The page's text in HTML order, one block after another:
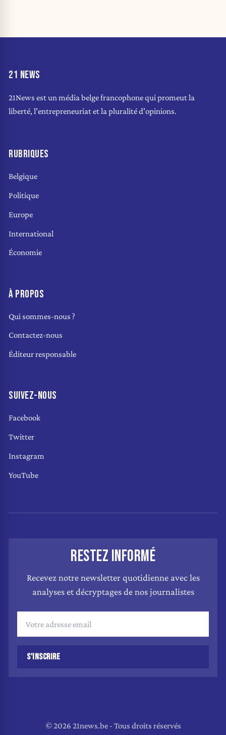
21 NEWS
21News est un média belge francophone qui promeut la
liberté, l'entrepreneuriat et la pluralité d'opinions.
RUBRIQUES
Belgique
Politique
Europe
International
Économie
À PROPOS
Qui sommes-nous ?
Contactez-nous
Éditeur responsable
SUIVEZ-NOUS
Facebook
Twitter
Instagram
YouTube
RESTEZ INFORMÉ
Recevez notre newsletter quotidienne avec les
analyses et décryptages de nos journalistes
S'INSCRIRE
© 2026 21news.be - Tous droits réservés